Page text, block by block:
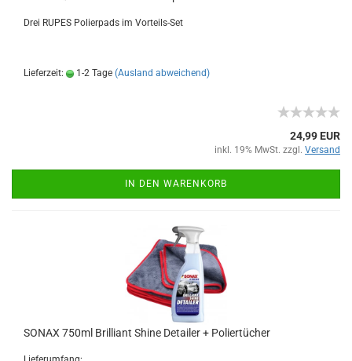
Drei RUPES Polierpads im Vorteils-Set
Lieferzeit: 1-2 Tage (Ausland abweichend)
24,99 EUR
inkl. 19% MwSt. zzgl. Versand
IN DEN WARENKORB
SONAX 750ml Brilliant Shine Detailer + Poliertücher